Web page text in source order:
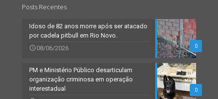
Posts Recentes
0
Idoso de 82 anos morre após ser atacado
por cadela pitbull em Rio Novo.
08/06/2026
0
PM e Ministério Público desarticulam
organização criminosa em operação
interestadual